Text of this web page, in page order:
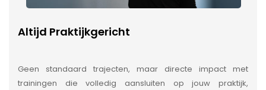
Altijd Praktijkgericht
Geen standaard trajecten, maar directe impact met
trainingen die volledig aansluiten op jouw praktijk,